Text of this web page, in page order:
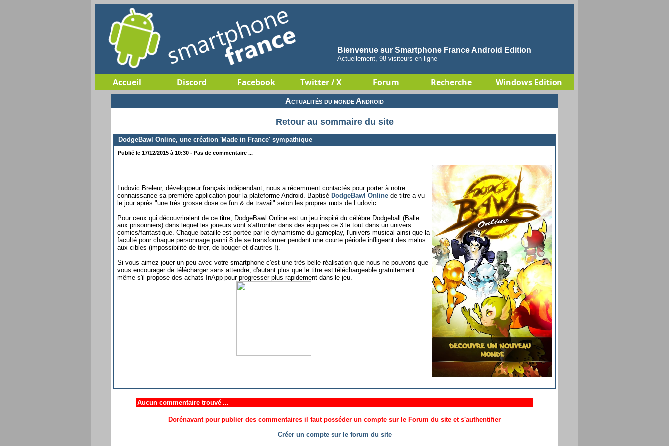
Bienvenue sur Smartphone France Android Edition
Actuellement, 98 visiteurs en ligne
Accueil Discord Facebook Twitter / X Forum Recherche Windows Edition
Actualités du monde Android
Retour au sommaire du site
DodgeBawl Online, une création 'Made in France' sympathique
Publié le 17/12/2015 à 10:30 - Pas de commentaire ...
Ludovic Breleur, développeur français indépendant, nous a récemment contactés pour porter à notre
connaissance sa première application pour la plateforme Android. Baptisé DodgeBawl Online de titre a vu
le jour après "une très grosse dose de fun & de travail" selon les propres mots de Ludovic.
Pour ceux qui découvriraient de ce titre, DodgeBawl Online est un jeu inspiré du célèbre Dodgeball (Balle
aux prisonniers) dans lequel les joueurs vont s'affronter dans des équipes de 3 le tout dans un univers
comics/fantastique. Chaque bataille est portée par le dynamisme du gameplay, l'univers musical ainsi que la
faculté pour chaque personnage parmi 8 de se transformer pendant une courte période infligeant des malus
aux cibles (impossibilité de tirer, de bouger et d'autres !).
Si vous aimez jouer un peu avec votre smartphone c'est une très belle réalisation que nous ne pouvons que
vous encourager de télécharger sans attendre, d'autant plus que le titre est téléchargeable gratuitement
même s'il propose des achats InApp pour progresser plus rapidement dans le jeu.
Aucun commentaire trouvé ...
Dorénavant pour publier des commentaires il faut posséder un compte sur le Forum du site et s'authentifier
Créer un compte sur le forum du site